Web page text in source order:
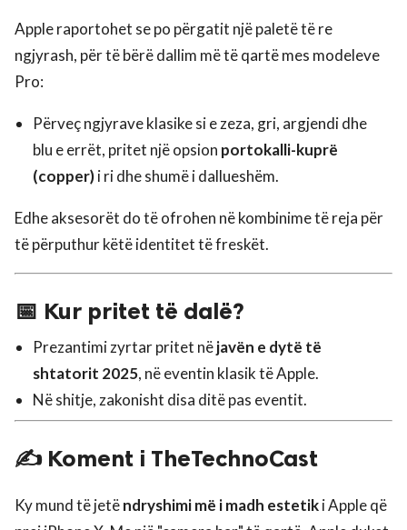
Apple raportohet se po përgatit një paletë të re
ngjyrash, për të bërë dallim më të qartë mes modeleve
Pro:
Përveç ngjyrave klasike si e zeza, gri, argjendi dhe
blu e errët, pritet një opsion portokalli-kuprë
(copper)i ri dhe shumë i dallueshëm.
Edhe aksesorët do të ofrohen në kombinime të reja për
të përputhur këtë identitet të freskët.
📅 Kur pritet të dalë?
Prezantimi zyrtar pritet nëjavën e dytë të
shtatorit 2025, në eventin klasik të Apple.
Në shitje, zakonisht disa ditë pas eventit.
✍️ Koment i TheTechnoCast
Ky mund të jetëndryshimi më i madh estetiki Apple që